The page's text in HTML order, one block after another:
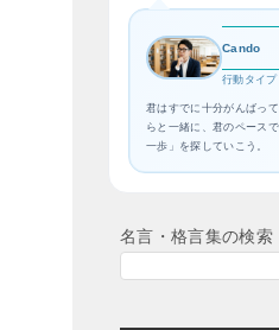
Cando
行動タイ
君はすでに十分がんばっ
らと一緒に、君のペース
一歩」を探していこう。
名言・格言集の検索